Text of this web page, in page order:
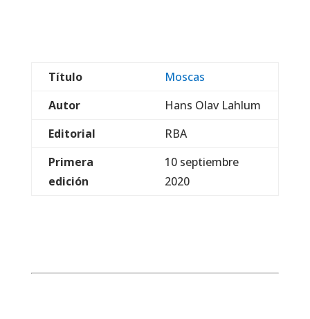
Título
Moscas
Autor
Hans Olav Lahlum
Editorial
RBA
Primera
edición
10 septiembre
2020